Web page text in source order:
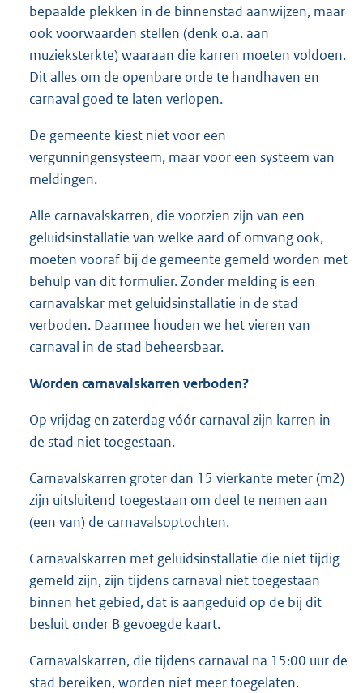
bepaalde plekken in de binnenstad aanwijzen, maar
ook voorwaarden stellen (denk o.a. aan
muzieksterkte) waaraan die karren moeten voldoen.
Dit alles om de openbare orde te handhaven en
carnaval goed te laten verlopen.
De gemeente kiest niet voor een
vergunningensysteem, maar voor een systeem van
meldingen.
Alle carnavalskarren, die voorzien zijn van een
geluidsinstallatie van welke aard of omvang ook,
moeten vooraf bij de gemeente gemeld worden met
behulp van dit formulier. Zonder melding is een
carnavalskar met geluidsinstallatie in de stad
verboden. Daarmee houden we het vieren van
carnaval in de stad beheersbaar.
Worden carnavalskarren verboden?
Op vrijdag en zaterdag vóór carnaval zijn karren in
de stad niet toegestaan.
Carnavalskarren groter dan 15 vierkante meter (m2)
zijn uitsluitend toegestaan om deel te nemen aan
(een van) de carnavalsoptochten.
Carnavalskarren met geluidsinstallatie die niet tijdig
gemeld zijn, zijn tijdens carnaval niet toegestaan
binnen het gebied, dat is aangeduid op de bij dit
besluit onder B gevoegde kaart.
Carnavalskarren, die tijdens carnaval na 15:00 uur de
stad bereiken, worden niet meer toegelaten.